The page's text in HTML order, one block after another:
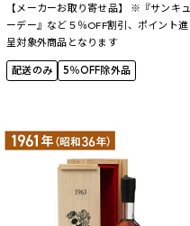
【メーカーお取り寄せ品】 ※『サンキュ
ーデー』など５％OFF割引、ポイント進
呈対象外商品となります
配送のみ 5％OFF除外品